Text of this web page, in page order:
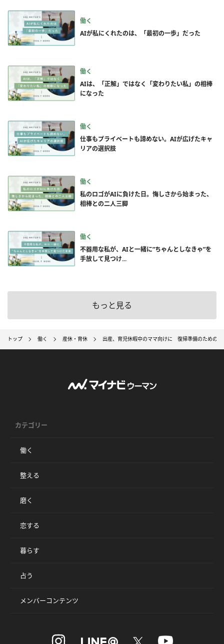
働く
AIが私にくれたのは、「最初の一歩」だった
働く
AIは、「正解」ではなく「変わりたい私」の相棒
になった
働く
仕事もプライベートも諦めない。AIが広げたキャ
リアの選択肢
働く
私のロゴがAIに負けた日。悔しさから始まった、
相棒との二人三脚
働く
不器用な私が、AIと一緒に”ちゃんとしなきゃ”を
手放して見つけ...
もっと見る
トップ 働く 産休・育休 出産、育児休暇中のママ向けに 復帰準備のための「
カテゴリー
働く
整える
磨く
恋する
暮らす
占う
メンバーコンテンツ